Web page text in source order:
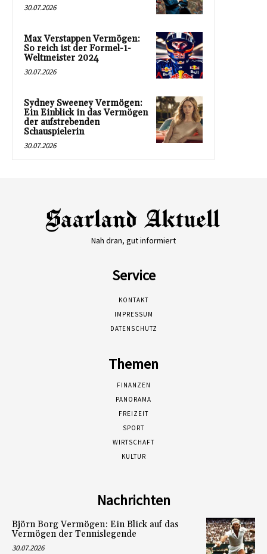
30.07.2026
Max Verstappen Vermögen:
So reich ist der Formel-1-
Weltmeister 2024
30.07.2026
Sydney Sweeney Vermögen:
Ein Einblick in das Vermögen
der aufstrebenden
Schauspielerin
30.07.2026
Nah dran, gut informiert
Service
KONTAKT
IMPRESSUM
DATENSCHUTZ
Themen
FINANZEN
PANORAMA
FREIZEIT
SPORT
WIRTSCHAFT
KULTUR
Nachrichten
Björn Borg Vermögen: Ein Blick auf das
Vermögen der Tennislegende
30.07.2026